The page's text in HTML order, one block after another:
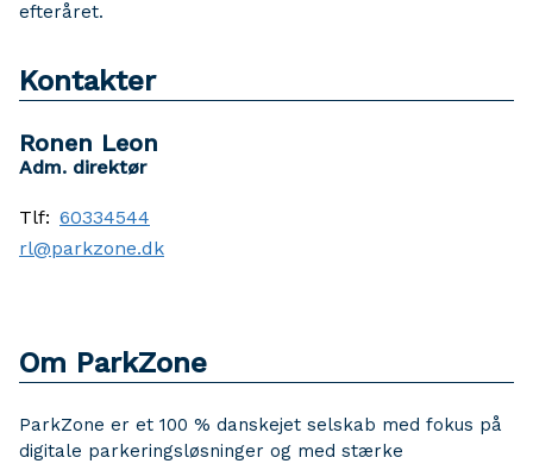
efteråret.
Kontakter
Ronen Leon
Adm. direktør
Tlf: 60334544
rl@parkzone.dk
Om ParkZone
ParkZone er et 100 % danskejet selskab med fokus på
digitale parkeringsløsninger og med stærke